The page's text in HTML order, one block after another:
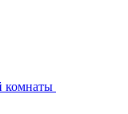
комнаты